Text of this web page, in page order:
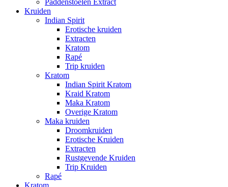
Paddenstoelen Extract
Kruiden
Indian Spirit
Erotische kruiden
Extracten
Kratom
Rapé
Trip kruiden
Kratom
Indian Spirit Kratom
Kraid Kratom
Maka Kratom
Overige Kratom
Maka kruiden
Droomkruiden
Erotische Kruiden
Extracten
Rustgevende Kruiden
Trip Kruiden
Rapé